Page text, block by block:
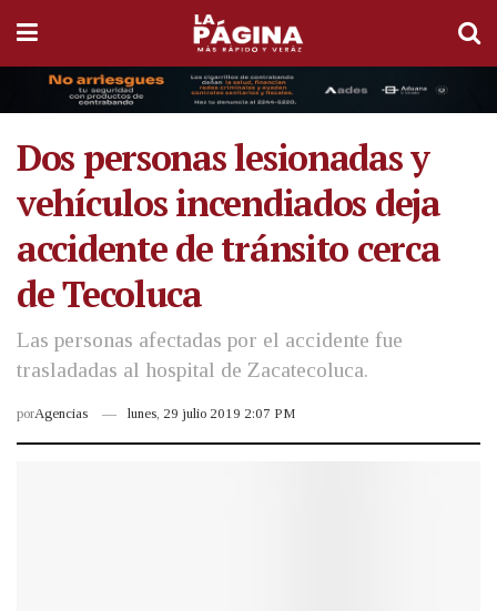
Dos personas lesionadas y
vehículos incendiados deja
accidente de tránsito cerca
de Tecoluca
Las personas afectadas por el accidente fue
trasladadas al hospital de Zacatecoluca.
porAgencias lunes, 29 julio 2019 2:07 PM